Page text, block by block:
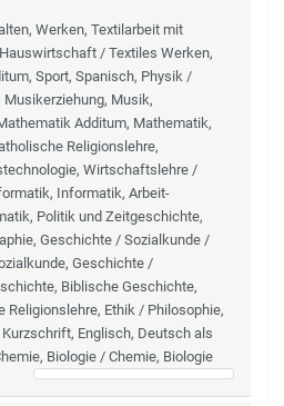
Werken, Textilarbeit mit
/ Textiles Werken,
Sport, Spanisch, Physik /
Musik,
Additum, Mathematik,
Religionslehre,
Wirtschaftslehre /
Informatik, Arbeit-
Politik und Zeitgeschichte,
Geschichte / Sozialkunde /
Geschichte /
Biblische Geschichte,
Religionslehre, Ethik / Philosophie,
Englisch, Deutsch als
Biologie / Chemie, Biologie